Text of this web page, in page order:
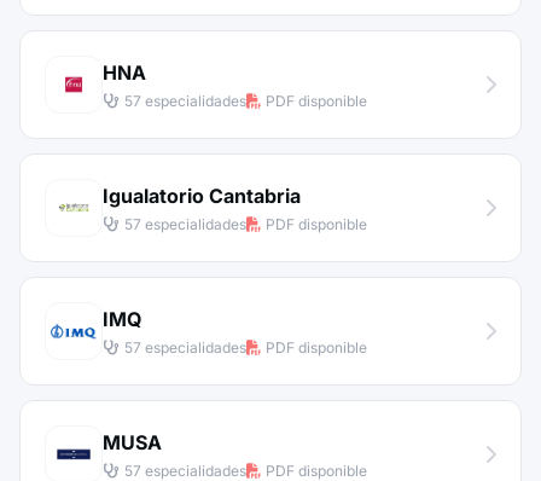
HNA
57 especialidades PDF disponible
Igualatorio Cantabria
57 especialidades PDF disponible
IMQ
57 especialidades PDF disponible
MUSA
57 especialidades PDF disponible